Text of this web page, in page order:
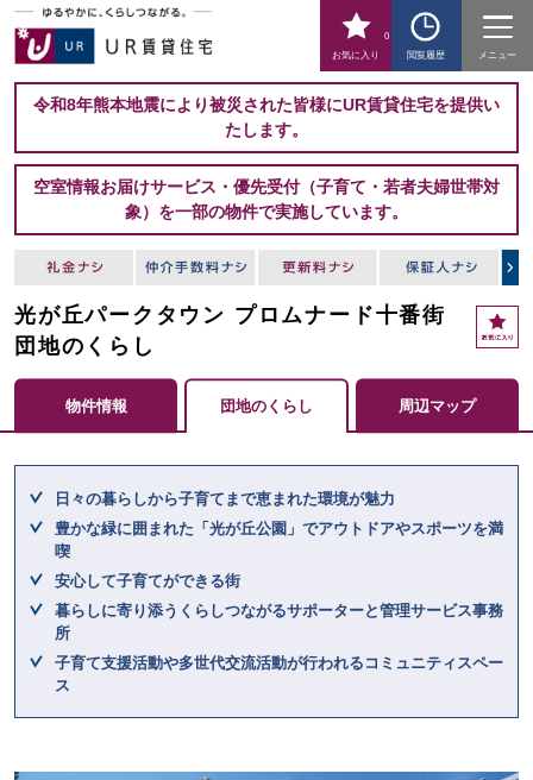
お気に入り
0
閲覧履歴
メニュー
令和8年熊本地震により被災された皆様にUR賃貸住宅を提供い
たします。
空室情報お届けサービス・優先受付（子育て・若者夫婦世帯対
象）を一部の物件で実施しています。
光が丘パークタウン プロムナード十番街
団地のくらし
お
気
入
り
物件情報 団地のくらし 周辺マップ
日々の暮らしから子育てまで恵まれた環境が魅力
豊かな緑に囲まれた「光が丘公園」でアウトドアやスポーツを満
喫
安心して子育てができる街
暮らしに寄り添うくらしつながるサポーターと管理サービス事務
所
子育て支援活動や多世代交流活動が行われるコミュニティスペー
ス